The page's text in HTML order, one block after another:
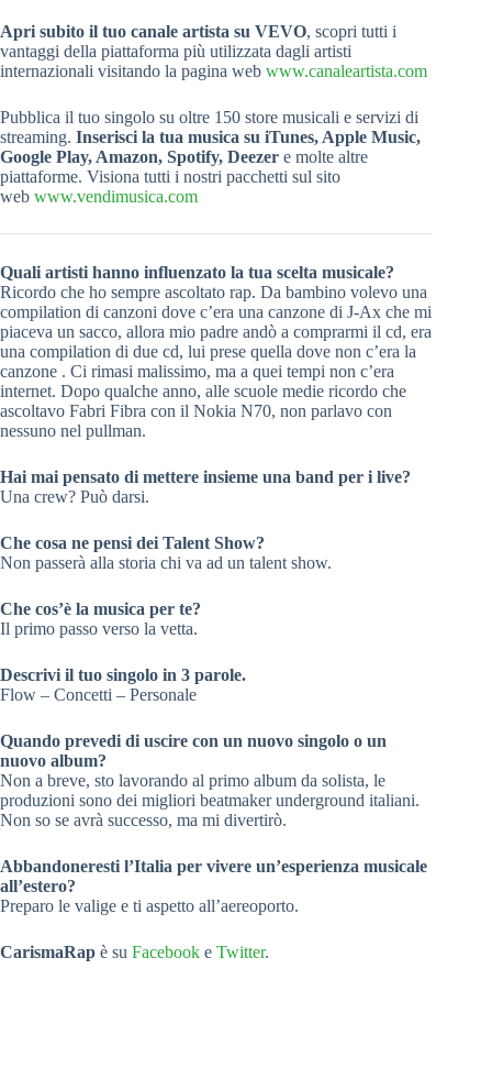
Apri subito il tuo canale artista su VEVO, scopri tutti i
vantaggi della piattaforma più utilizzata dagli artisti
internazionali visitando la pagina web www.canaleartista.com
Pubblica il tuo singolo su oltre 150 store musicali e servizi di
streaming. Inserisci la tua musica su iTunes, Apple Music,
Google Play, Amazon, Spotify, Deezer e molte altre
piattaforme. Visiona tutti i nostri pacchetti sul sito
web www.vendimusica.com
Quali artisti hanno influenzato la tua scelta musicale?
Ricordo che ho sempre ascoltato rap. Da bambino volevo una
compilation di canzoni dove c’era una canzone di J-Ax che mi
piaceva un sacco, allora mio padre andò a comprarmi il cd, era
una compilation di due cd, lui prese quella dove non c’era la
canzone . Ci rimasi malissimo, ma a quei tempi non c’era
internet. Dopo qualche anno, alle scuole medie ricordo che
ascoltavo Fabri Fibra con il Nokia N70, non parlavo con
nessuno nel pullman.
Hai mai pensato di mettere insieme una band per i live?
Una crew? Può darsi.
Che cosa ne pensi dei Talent Show?
Non passerà alla storia chi va ad un talent show.
Che cos’è la musica per te?
Il primo passo verso la vetta.
Descrivi il tuo singolo in 3 parole.
Flow – Concetti – Personale
Quando prevedi di uscire con un nuovo singolo o un
nuovo album?
Non a breve, sto lavorando al primo album da solista, le
produzioni sono dei migliori beatmaker underground italiani.
Non so se avrà successo, ma mi divertirò.
Abbandoneresti l’Italia per vivere un’esperienza musicale
all’estero?
Preparo le valige e ti aspetto all’aereoporto.
CarismaRap è su Facebook e Twitter.